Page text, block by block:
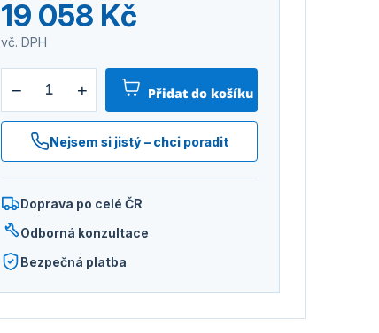
19 058 Kč
vč. DPH
+
− Přidat do košíku
Nejsem si jistý – chci poradit
Doprava po celé ČR
Odborná konzultace
Bezpečná platba